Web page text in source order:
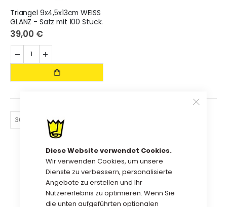
Diese Website verwendet Cookies.
Wir verwenden Cookies, um unsere
Dienste zu verbessern, personalisierte
Angebote zu erstellen und Ihr
Nutzererlebnis zu optimieren. Wenn Sie
die unten aufgeführten optionalen
Triangel 9x4,5x13cm WEISS
GLANZ - Satz mit 100 Stück.
39,00 €